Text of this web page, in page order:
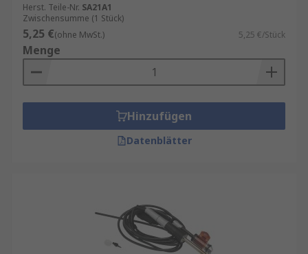
Herst. Teile-Nr. SA21A1
Zwischensumme (1 Stück)
5,25 €(ohne MwSt.) 5,25 €/Stück
Menge
Hinzufügen
Datenblätter